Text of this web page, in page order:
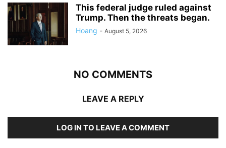
This federal judge ruled against
Trump. Then the threats began.
Hoang - August 5, 2026
NO COMMENTS
LEAVE A REPLY
LOG IN TO LEAVE A COMMENT